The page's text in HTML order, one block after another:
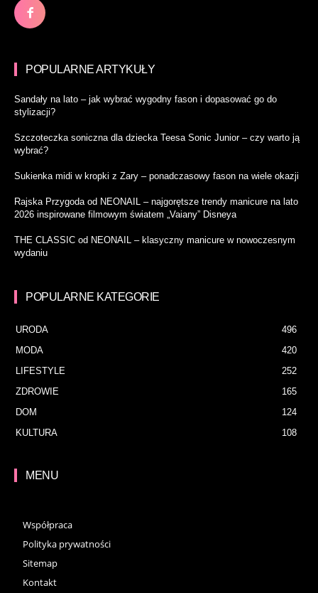
POPULARNE ARTYKUŁY
Sandały na lato – jak wybrać wygodny fason i dopasować go do
stylizacji?
Szczoteczka soniczna dla dziecka Teesa Sonic Junior – czy warto ją
wybrać?
Sukienka midi w kropki z Zary – ponadczasowy fason na wiele okazji
Rajska Przygoda od NEONAIL – najgorętsze trendy manicure na lato
2026 inspirowane filmowym światem „Vaiany” Disneya
THE CLASSIC od NEONAIL – klasyczny manicure w nowoczesnym
wydaniu
POPULARNE KATEGORIE
URODA
496
MODA
420
LIFESTYLE
252
ZDROWIE
165
DOM
124
KULTURA
108
MENU
Współpraca
Polityka prywatności
Sitemap
Kontakt